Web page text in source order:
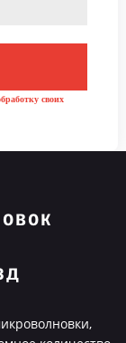
своих